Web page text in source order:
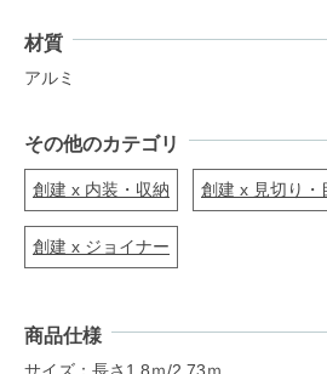
材質
アルミ
その他のカテゴリ
創建 x 内装・収納 創建 x 見切り・
創建 x ジョイナー
商品仕様
サイズ：長さ1.8ｍ/2.73ｍ